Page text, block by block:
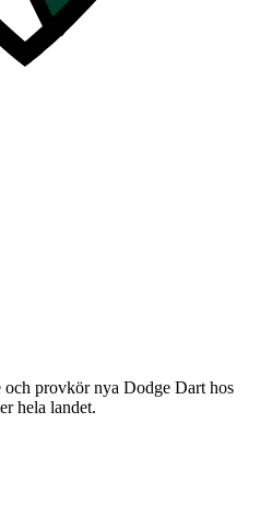
provkör nya Dodge Dart hos
hela landet.